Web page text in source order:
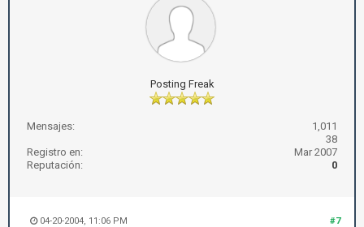
Posting Freak
Mensajes:
1,011
38
Registro en:
Mar 2007
Reputación:
0
#7
04-20-2004, 11:06 PM